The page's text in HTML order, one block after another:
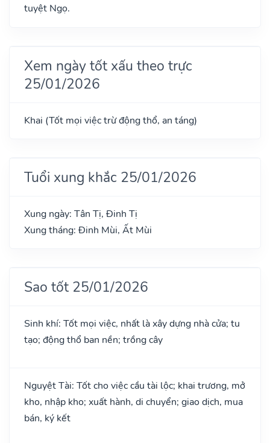
tuyệt Ngọ.
Xem ngày tốt xấu theo trực
25/01/2026
Khai (Tốt mọi việc trừ động thổ, an táng)
Tuổi xung khắc 25/01/2026
Xung ngày: Tân Tị, Đinh Tị
Xung tháng: Đinh Mùi, Ất Mùi
Sao tốt 25/01/2026
Sinh khí: Tốt mọi việc, nhất là xây dựng nhà cửa; tu
tạo; động thổ ban nền; trồng cây
Nguyệt Tài: Tốt cho việc cầu tài lộc; khai trương, mở
kho, nhập kho; xuất hành, di chuyển; giao dịch, mua
bán, ký kết